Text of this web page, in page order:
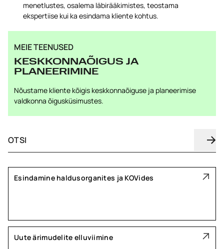
menetlustes, osalema läbirääkimistes, teostama
ekspertiise kui ka esindama kliente kohtus.
MEIE TEENUSED
KESKKONNAÕIGUS JA
PLANEERIMINE
Nõustame kliente kõigis keskkonnaõiguse ja planeerimise
valdkonna õigusküsimustes.
Esindamine haldusorganites ja KOVides
Uute ärimudelite elluviimine